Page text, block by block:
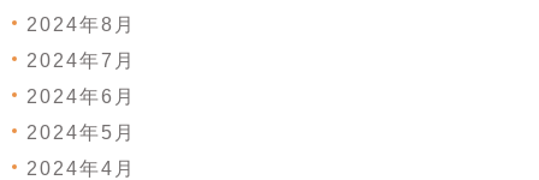
2024年8月
2024年7月
2024年6月
2024年5月
2024年4月